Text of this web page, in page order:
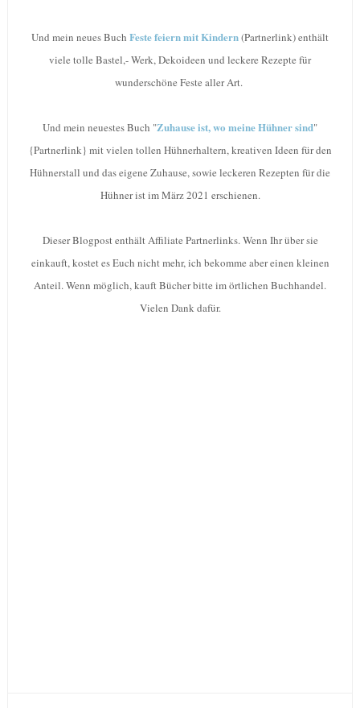
Und mein neues Buch Feste feiern mit Kindern(Partnerlink) enthält
viele tolle Bastel,- Werk, Dekoideen und leckere Rezepte für
wunderschöne Feste aller Art.
Und mein neuestes Buch "Zuhause ist, wo meine Hühner sind"
{Partnerlink} mit vielen tollen Hühnerhaltern, kreativen Ideen für den
Hühnerstall und das eigene Zuhause, sowie leckeren Rezepten für die
Hühner ist im März 2021 erschienen.
Dieser Blogpost enthält Affiliate Partnerlinks. Wenn Ihr über sie
einkauft, kostet es Euch nicht mehr, ich bekomme aber einen kleinen
Anteil. Wenn möglich, kauft Bücher bitte im örtlichen Buchhandel.
Vielen Dank dafür.